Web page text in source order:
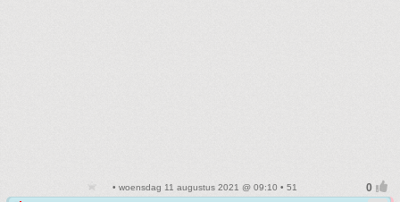
• woensdag 11 augustus 2021 @ 09:10 • 51